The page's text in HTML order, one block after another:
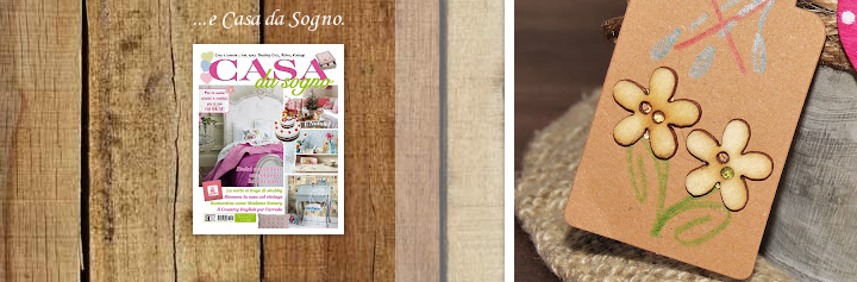
...e Casa da Sogno.